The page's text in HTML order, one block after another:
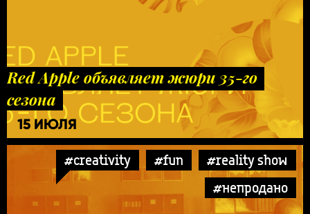
Red Apple объявляет жюри 35-го
сезона
15 ИЮЛЯ
#creativity #fun
#reality show
#непродано